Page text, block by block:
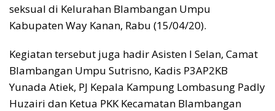
seksual di Kelurahan Blambangan Umpu
Kabupaten Way Kanan, Rabu (15/04/20).
Kegiatan tersebut juga hadir Asisten l Selan, Camat
Blambangan Umpu Sutrisno, Kadis P3AP2KB
Yunada Atiek, PJ Kepala Kampung Lombasung Padly
Huzairi dan Ketua PKK Kecamatan Blambangan